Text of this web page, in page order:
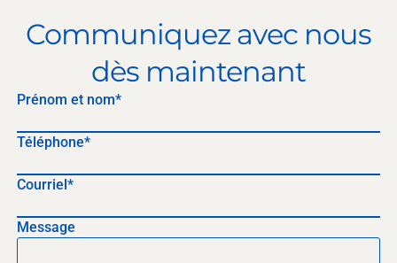
Communiquez avec nous
dès maintenant
Prénom et nom*
Téléphone*
Courriel*
Message